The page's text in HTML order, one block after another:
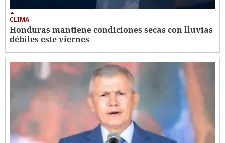
CLIMA
Honduras mantiene condiciones secas con lluvias
débiles este viernes